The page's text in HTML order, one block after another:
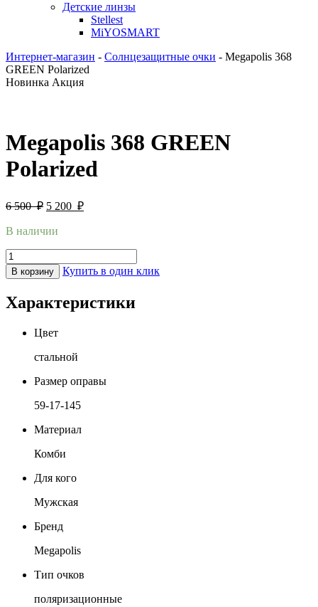
Детские линзы
Stellest
MiYOSMART
Интернет-магазин - Солнцезащитные очки - Megapolis 368
GREEN Polarized
Новинка Акция
Megapolis 368 GREEN
Polarized
6 500₽ 5 200 ₽
В наличии
В корзину Купить в один клик
Характеристики
Цвет
стальной
Размер оправы
59-17-145
Материал
Комби
Для кого
Мужская
Бренд
Megapolis
Тип очков
поляризационные